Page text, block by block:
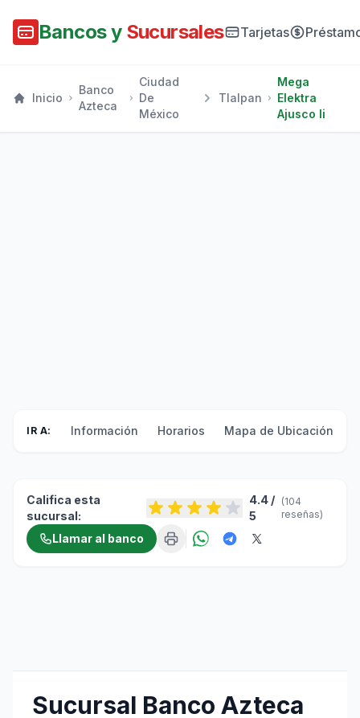
Bancos y Sucursales Tarjetas
Inicio
Banco
Azteca
Ciudad
De
México
Tlalpan
Mega
Elektra
Ajusco Ii
IR A: Información Horarios Mapa de Ubicación
Califica esta
sucursal:
4.4 /
5
(104
reseñas)
Llamar al banco
Sucursal Banco Azteca